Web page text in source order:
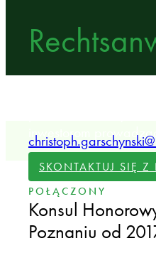
inwestorom
SKONTAKTUJ SIĘ Z
POŁĄCZONY
Konsul
Poznaniu od